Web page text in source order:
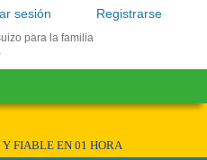
Registrarse
sesión
para la familia
Y FIABLE EN 01 HORA